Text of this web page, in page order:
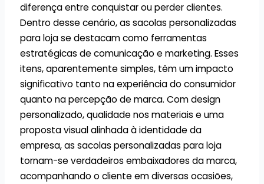
diferença entre conquistar ou perder clientes.
Dentro desse cenário, as sacolas personalizadas
para loja se destacam como ferramentas
estratégicas de comunicação e marketing. Esses
itens, aparentemente simples, têm um impacto
significativo tanto na experiência do consumidor
quanto na percepção de marca. Com design
personalizado, qualidade nos materiais e uma
proposta visual alinhada à identidade da
empresa, as sacolas personalizadas para loja
tornam-se verdadeiros embaixadores da marca,
acompanhando o cliente em diversas ocasiões,